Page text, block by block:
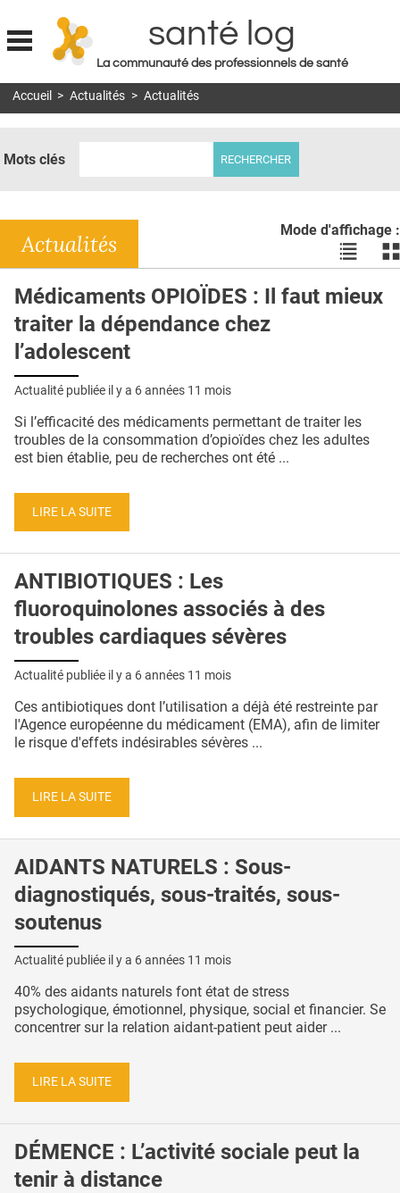
Jump to navigation
santé log
La communauté des professionnels de santé
MON COMPTE
DOSSIERS
RÉSEAUX
E-REVUE SAD
L'APP
PUBLICITÉ
CONTACT
Accueil > Actualités > Actualités
Mots clés
Mode d'affichage :
Voir
les
en
les
Actualités
Médicaments OPIOÏDES : Il faut mieux
traiter la dépendance chez
l’adolescent
Actualité publiée il y a 6 années 11 mois
Si l’efficacité des médicaments permettant de traiter les
troubles de la consommation d’opioïdes chez les adultes
est bien établie, peu de recherches ont été ...
LIRE LA SUITE
ANTIBIOTIQUES : Les
fluoroquinolones associés à des
troubles cardiaques sévères
Actualité publiée il y a 6 années 11 mois
Ces antibiotiques dont l’utilisation a déjà été restreinte par
l'Agence européenne du médicament (EMA), afin de limiter
le risque d'effets indésirables sévères ...
LIRE LA SUITE
AIDANTS NATURELS : Sous-
diagnostiqués, sous-traités, sous-
soutenus
Actualité publiée il y a 6 années 11 mois
40% des aidants naturels font état de stress
psychologique, émotionnel, physique, social et financier. Se
concentrer sur la relation aidant-patient peut aider ...
LIRE LA SUITE
DÉMENCE : L’activité sociale peut la
tenir à distance